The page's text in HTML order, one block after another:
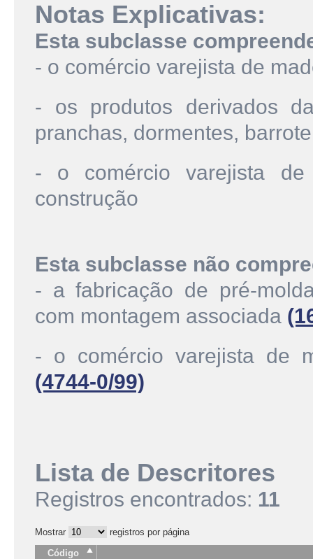
Notas Explicativas:
Esta subclasse
- o comércio varejista de
- os produtos derivados
pranchas, dormentes,
- o comércio varejista de
construção
Esta subclasse não
- a fabricação de pré-
com montagem associada
- o comércio varejista de
(4744-0/99)
Lista de Descritores
Registros encontrados: 11
Mostrar
registros por página
Código